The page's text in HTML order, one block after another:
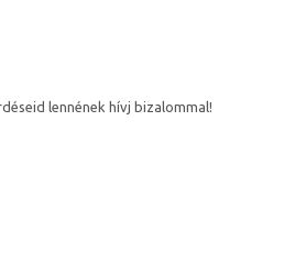
lennének hívj bizalommal!